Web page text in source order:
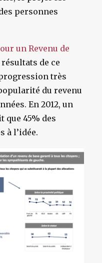
personnes
un Revenu de
de ce
très
du revenu
En 2012, un
que 45% des
à l’idée.